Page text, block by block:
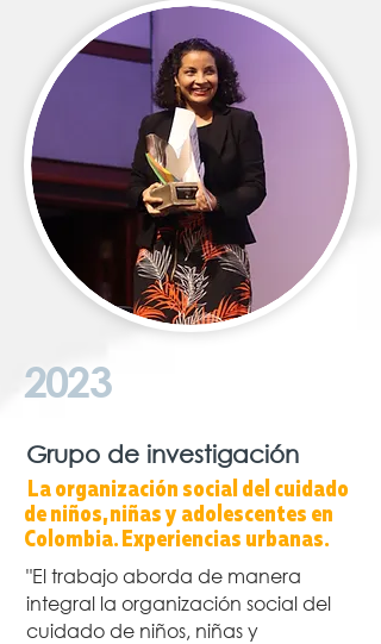
2023
Grupo de investigación
La organización social del cuidado
de niños, niñas y adolescentes en
Colombia. Experiencias urbanas.
"El trabajo aborda de manera
integral la organización social del
cuidado de niños, niñas y